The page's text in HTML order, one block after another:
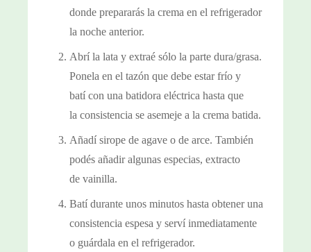
donde prepararás la crema en el refrigerador
la noche anterior.
Abrí la lata y extraé sólo la parte dura/grasa.
Ponela en el tazón que debe estar frío y
batí con una batidora eléctrica hasta que
la consistencia se asemeje a la crema batida.
Añadí sirope de agave o de arce. También
podés añadir algunas especias, extracto
de vainilla.
Batí durante unos minutos hasta obtener una
consistencia espesa y serví inmediatamente
o guárdala en el refrigerador.